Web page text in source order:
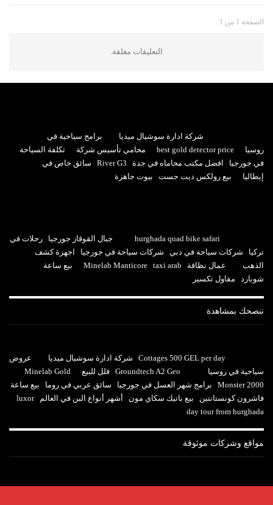
الصفحة 1 من 1
التعليقات مغلقة.
شركة ادارة سوشيال ميديا
برامج سياحية في
روسيا
best gold detector price محامي تأسيس شركة
تكلفة السياحة
في جورجيا
افضل مكتب محاماه في جدة River G3
سائق خاص في
إيطاليا
بيع رولكس ديت جست بيوت جاهزة
hurghada quad bike safari جبال القوقاز جورجيا
رحلات في
تركيا
شركات سياحة في دبي شركات سياحة في جورجيا
اجهزة كشف
الذهب
عمال نظافة Minelab Manticore taxi arab
بيع ساعة
شوبارد
مقاول تكسير
ننصحك بمشاهدة
Cottages 500 GEL per day شركة ادارة سوشيال ميديا
عروض
سياحية في روسيا
Groundtech A2 Geo فلل للبيع
Minelab Gold
Monster 2000
برامج شهر العسل في جورجيا سائق عربي في روما
بيع ساعة
فاشرون كونستانتين
بيع باتيك سكاي مون أشهر أنواع البن في العالم
luxor
day tour from hurghada
مواقع وشركات موثوقة